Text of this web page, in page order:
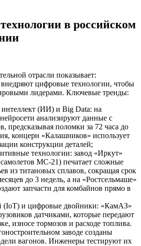
в российском
отрасли показывает:
цифровые технологии, чтобы
лидерами. Ключевые тренды:
(ИИ) и Big Data: на
анализируют данные с
предсказывая поломки за 72 часа до
концерн «Калашников» использует
конструкции деталей;
технологии: завод «Иркут»
МС-21) печатает сложные
из титановых сплавов, сокращая срок
до 3 недель, а на «Ростсельмаше»
запчасти для комбайнов прямо в
(IoT) и цифровые двойники: «КамАЗ»
датчиками, которые передают
износе тормозов и расходе топлива.
заводе созданы
вагонов. Инженеры тестируют их